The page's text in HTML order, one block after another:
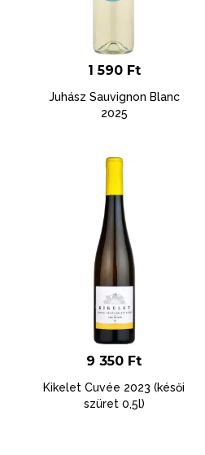
1 590 Ft
Juhász Sauvignon Blanc
2025
9 350 Ft
Kikelet Cuvée 2023 (késői
szüret 0,5l)